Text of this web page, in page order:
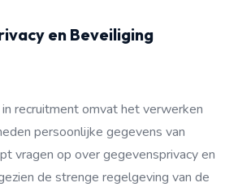
en Beveiliging
recruitment omvat het verwerken
persoonlijke gegevens van
vragen op over gegevensprivacy en
de strenge regelgeving van de